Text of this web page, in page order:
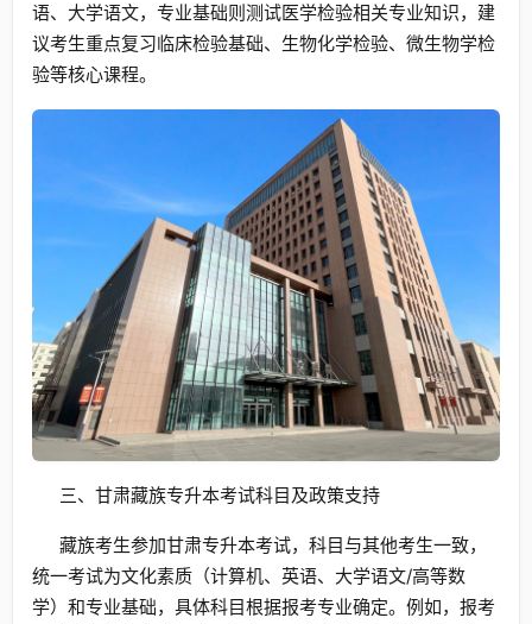
语、大学语文，专业基础则测试医学检验相关专业知识，建
议考生重点复习临床检验基础、生物化学检验、微生物学检
验等核心课程。
三、甘肃藏族专升本考试科目及政策支持
藏族考生参加甘肃专升本考试，科目与其他考生一致，
统一考试为文化素质（计算机、英语、大学语文/高等数
学）和专业基础，具体科目根据报考专业确定。例如，报考